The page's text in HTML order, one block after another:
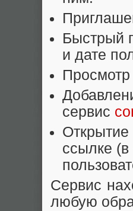
Быстрый
и дате
Просмотр
сервис
Открытие
ссылке
Сервис
любую